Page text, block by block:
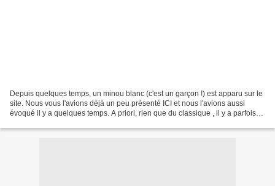
Depuis quelques temps, un minou blanc (c'est un garçon !) est apparu sur le
site. Nous vous l'avions déjà un peu présenté ICI et nous l'avions aussi
évoqué il y a quelques temps. A priori, rien que du classique , il y a parfois